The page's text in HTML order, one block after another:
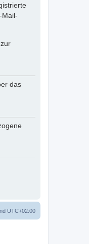
Mail-
das
UTC+02:00